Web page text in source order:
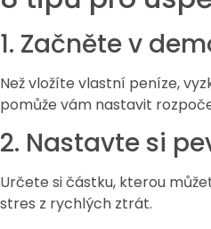
1. Začněte v
Než vložíte vlastní peníze,
pomůže vám nastavit
2. Nastavte si
Určete si částku, kterou
stres z rychlých ztrát.